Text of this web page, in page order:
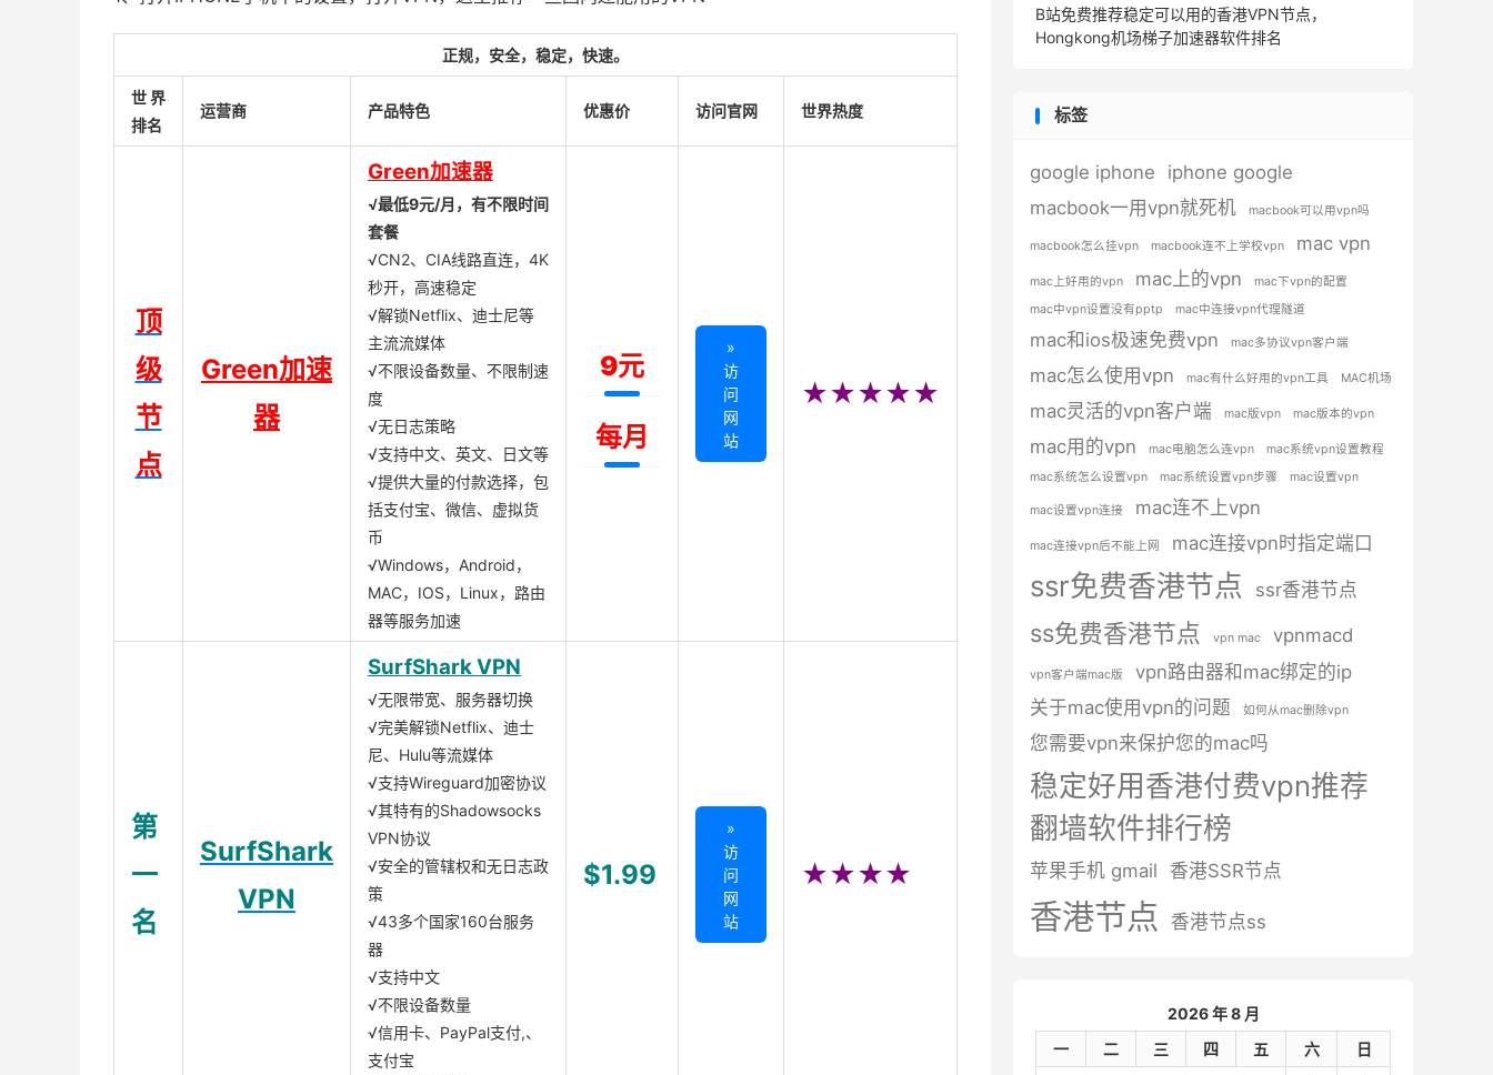
正规，安全，稳定，快速。
世界
排名
运营商 产品特色 优惠价 访问官网 世界热度
顶
级
节
点
Green加速
器
Green加速器
√最低9元/月，有不限时间
套餐
√CN2、CIA线路直连，4K
秒开，高速稳定
√解锁Netflix、迪士尼等
主流流媒体
√不限设备数量、不限制速
度
√无日志策略
√支持中文、英文、日文等
√提供大量的付款选择，包
括支付宝、微信、虚拟货
币
√Windows，Android，
MAC，IOS，Linux，路由
器等服务加速
9元
每月
»
访
问
网
站
★★★★★
第
一
名
SurfShark
VPN
SurfShark VPN
√无限带宽、服务器切换
√完美解锁Netflix、迪士
尼、Hulu等流媒体
√支持Wireguard加密协议
√其特有的Shadowsocks
VPN协议
√安全的管辖权和无日志政
策
√43多个国家160台服务
器
√支持中文
√不限设备数量
√信用卡、PayPal支付,、
支付宝
$1.99
»
访
问
网
站
★★★★
B站免费推荐稳定可以用的香港VPN节点，
Hongkong机场梯子加速器软件排名
标签
google iphone
iphone google
macbook一用vpn就死机
macbook可以用vpn吗
macbook怎么挂vpn macbook连不上学校vpn mac vpn
mac上好用的vpn mac上的vpn
mac下vpn的配置
mac中vpn设置没有pptp
mac中连接vpn代理隧道
mac和ios极速免费vpn mac多协议vpn客户端
mac怎么使用vpn mac有什么好用的vpn工具 MAC机场
mac灵活的vpn客户端 mac版vpn mac版本的vpn
mac用的vpn mac电脑怎么连vpn
mac系统vpn设置教程
mac系统怎么设置vpn
mac系统设置vpn步骤 mac设置vpn
mac设置vpn连接 mac连不上vpn
mac连接vpn后不能上网 mac连接vpn时指定端口
ssr免费香港节点 ssr香港节点
ss免费香港节点 vpn mac vpnmacd
vpn客户端mac版
vpn路由器和mac绑定的ip
关于mac使用vpn的问题
如何从mac删除vpn
您需要vpn来保护您的mac吗
稳定好用香港付费vpn推荐
翻墙软件排行榜
苹果手机 gmail 香港SSR节点
香港节点 香港节点ss
2026 年 8 月
一
二 三 四 五 六
日